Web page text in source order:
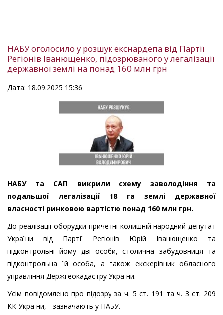
НАБУ оголосило у розшук екснардепа від Партії
Регіонів Іванющенко, підозрюваного у легалізації
державної землі на понад 160 млн грн
Дата: 18.09.2025 15:36
НАБУ та САП викрили схему заволодіння та
подальшої легалізації 18 га землі державної
власності ринковою вартістю понад 160 млн грн.
До реалізації оборудки причетні колишній народний депутат
України від Партії Регіонів Юрій Іванющенко та
підконтрольні йому дві особи, столична забудовниця та
підконтрольна їй особа, а також екскерівник обласного
управління Держгеокадастру України.
Усім повідомлено про підозру за ч. 5 ст. 191 та ч. 3 ст. 209
КК України, - зазначають у НАБУ.